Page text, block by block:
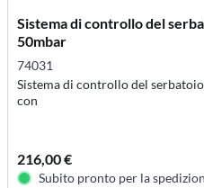
Sistema di controllo del
50mbar
74031
Sistema di controllo del
con
216,00 €
Subito pronto per la